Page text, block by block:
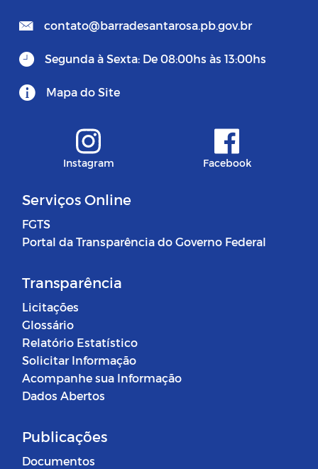
contato@barradesantarosa.pb.gov.br
Segunda à Sexta: De 08:00hs às 13:00hs
Mapa do Site
Instagram Facebook
Serviços Online
FGTS
Portal da Transparência do Governo Federal
Transparência
Licitações
Glossário
Relatório Estatístico
Solicitar Informação
Acompanhe sua Informação
Dados Abertos
Publicações
Documentos